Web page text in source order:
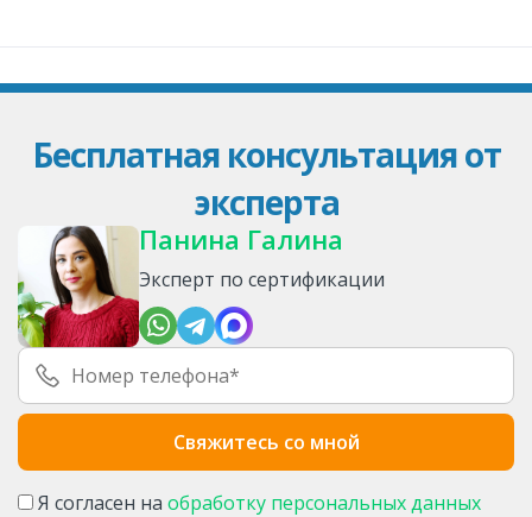
Бесплатная консультация от
эксперта
Панина Галина
Эксперт по сертификации
Я согласен на обработку персональных данных